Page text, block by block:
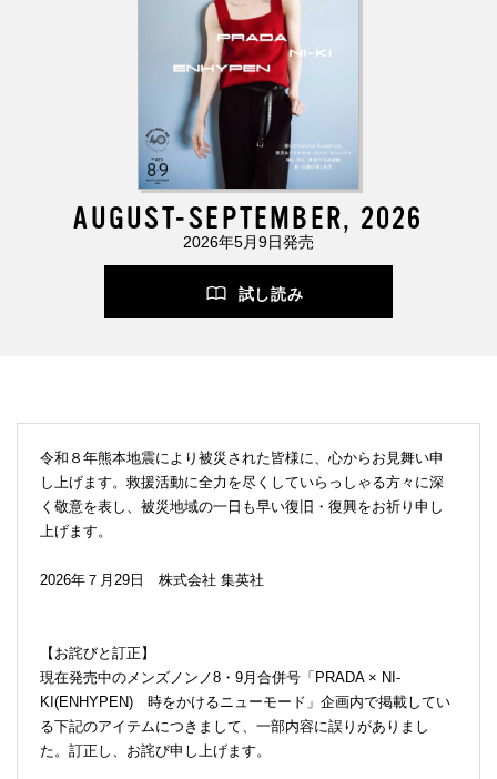
AUGUST-SEPTEMBER, 2026
2026年5月9日発売
試し読み
令和８年熊本地震により被災された皆様に、心からお見舞い申
し上げます。救援活動に全力を尽くしていらっしゃる方々に深
く敬意を表し、被災地域の一日も早い復旧・復興をお祈り申し
上げます。
2026年７月29日 株式会社 集英社
【お詫びと訂正】
現在発売中のメンズノンノ8・9月合併号「PRADA × NI-
KI(ENHYPEN) 時をかけるニューモード」企画内で掲載してい
る下記のアイテムにつきまして、一部内容に誤りがありまし
た。訂正し、お詫び申し上げます。